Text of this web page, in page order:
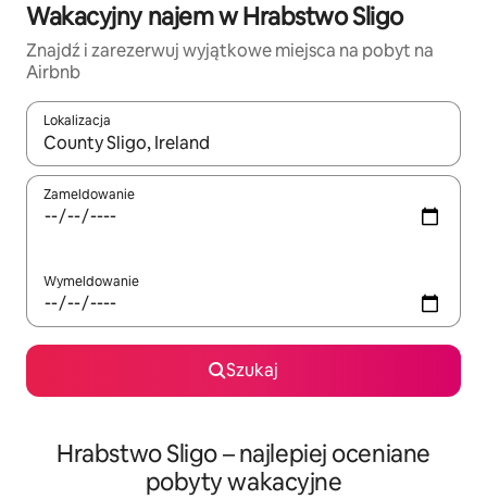
Wakacyjny najem w Hrabstwo Sligo
Znajdź i zarezerwuj wyjątkowe miejsca na pobyt na
Airbnb
Lokalizacja
Gdy wyniki będą dostępne, możesz poruszać się po nich za
Zameldowanie
Wymeldowanie
Szukaj
Hrabstwo Sligo – najlepiej oceniane
pobyty wakacyjne